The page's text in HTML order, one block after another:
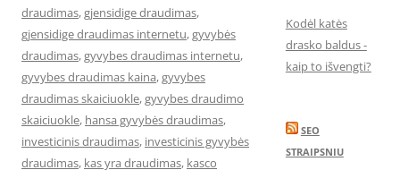
draudimas,gjensidige draudimas,
gjensidige draudimas internetu,gyvybės
draudimas,gyvybes draudimas internetu,
gyvybes draudimas kaina,gyvybes
draudimas skaiciuokle,gyvybes draudimo
skaiciuokle, hansa gyvybės draudimas,
investicinis draudimas, investicinis gyvybės
draudimas, kas yra draudimas, kasco
Kodėl katės
drasko baldus -
kaip to išvengti?
SEO
STRAIPSNIU